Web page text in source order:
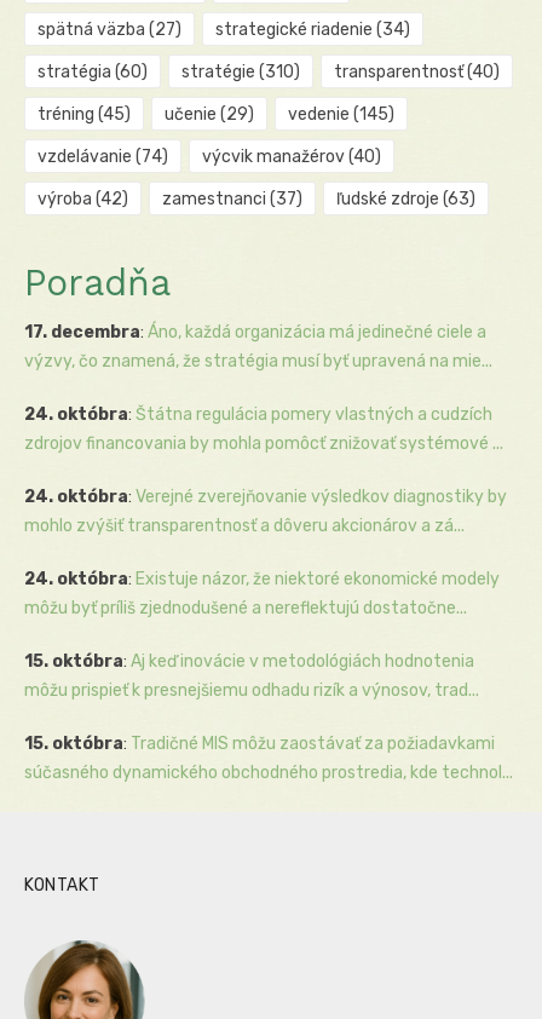
spätná väzba (27) strategické riadenie (34)
stratégia (60) stratégie (310) transparentnosť(40)
tréning (45) učenie (29) vedenie (145)
vzdelávanie (74) výcvik manažérov(40)
výroba (42) zamestnanci (37) ľudské zdroje (63)
Poradňa
17. decembra: Áno, každá organizácia má jedinečné ciele a
výzvy, čo znamená, že stratégia musí byť upravená na mie...
24. októbra: Štátna regulácia pomery vlastných a cudzích
zdrojov financovania by mohla pomôcť znižovať systémové ...
24. októbra: Verejné zverejňovanie výsledkov diagnostiky by
mohlo zvýšiť transparentnosť a dôveru akcionárov a zá...
24. októbra: Existuje názor, že niektoré ekonomické modely
môžu byť príliš zjednodušené a nereflektujú dostatočne...
15. októbra: Aj keď inovácie v metodológiách hodnotenia
môžu prispieť k presnejšiemu odhadu rizík a výnosov, trad...
15. októbra: Tradičné MIS môžu zaostávať za požiadavkami
súčasného dynamického obchodného prostredia, kde technol...
KONTAKT